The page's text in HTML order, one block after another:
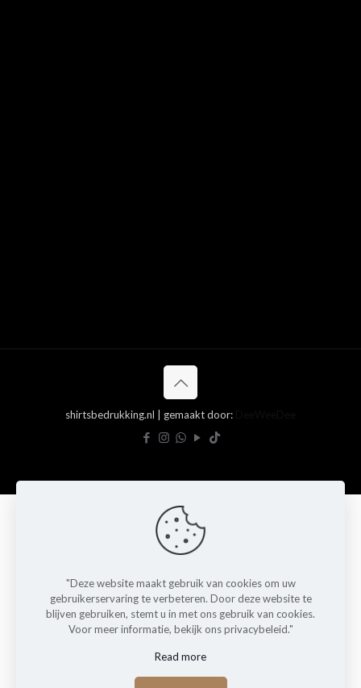
shirtsbedrukking.nl | gemaakt door:
"Deze website maakt gebruik van cookies om uw
gebruikerservaring te verbeteren. Door deze website te
blijven gebruiken, stemt u in met ons gebruik van cookies.
Voor meer informatie, bekijk ons privacybeleid."
Read more